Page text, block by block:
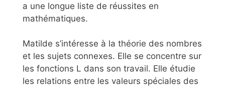
a une longue liste de réussites en
mathématiques.
Matilde s’intéresse à la théorie des nombres
et les sujets connexes. Elle se concentre sur
les fonctions L dans son travail. Elle étudie
les relations entre les valeurs spéciales des